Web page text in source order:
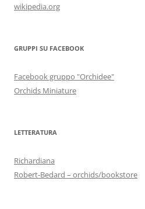
wikipedia.org
GRUPPI SU FACEBOOK
Facebook gruppo "Orchidee"
Orchids Miniature
LETTERATURA
Richardiana
Robert-Bedard – orchids/bookstore